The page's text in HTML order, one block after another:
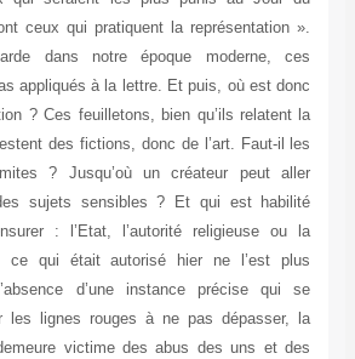
ceux qui pratiquent la représentation ».
dans notre époque moderne, ces
appliqués à la lettre. Et puis, où est donc
? Ces feuilletons, bien qu’ils relatent la
des fictions, donc de l’art. Faut-il les
? Jusqu’où un créateur peut aller
sujets sensibles ? Et qui est habilité
: l’Etat, l’autorité religieuse ou la
ce qui était autorisé hier ne l’est plus
d’une instance précise qui se
les lignes rouges à ne pas dépasser, la
victime des abus des uns et des